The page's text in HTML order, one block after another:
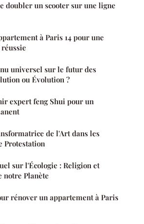
doubler un scooter sur une ligne
à Paris 14 pour une
universel sur le futur des
ou Évolution ?
expert feng Shui pour un
de l'Art dans les
Protestation
sur l'Écologie : Religion et
notre Planète
rénover un appartement à Paris